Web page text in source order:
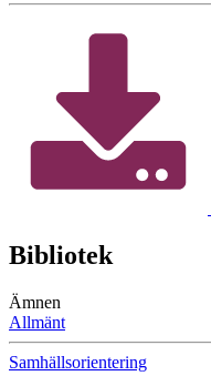
Bibliotek
Ämnen
Allmänt
Samhällsorientering